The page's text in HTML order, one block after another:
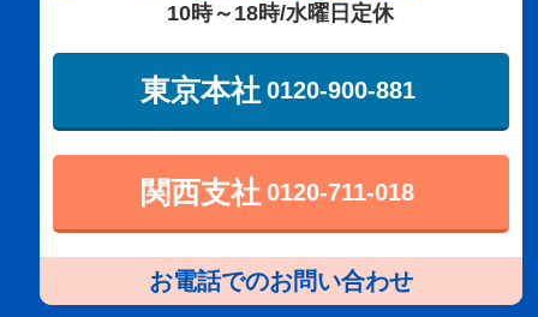
10時～18時/水曜日定休
東京本社 0120-900-881
関西支社 0120-711-018
お電話でのお問い合わせ